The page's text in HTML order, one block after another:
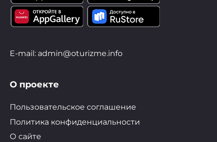
E-mail: admin@oturizme.info
О проекте
Пользовательское соглашение
Политика конфиденциальности
О сайте